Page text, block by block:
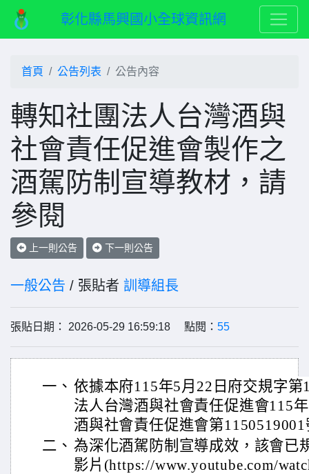
彰化縣馬興國小全球資訊網
首頁 公告列表 公告內容
轉知社團法人台灣酒與
社會責任促進會製作之
酒駕防制宣導教材，請
參閱
上一則公告 下一則公告
一般公告 / 張貼者 訓導組長
張貼日期： 2026-05-29 16:59:18 點閱： 55
一、 依據本府115年5月22日府交規字第
法人台灣酒與社會責任促進會115
酒與社會責任促進會第
二、 為深化酒駕防制宣導成效，該會已
影片(https://www.youtube.com/